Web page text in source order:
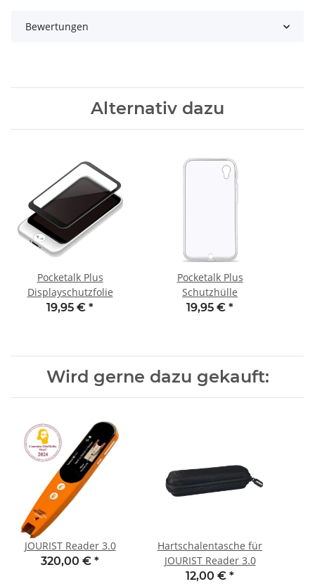
Bewertungen
Alternativ dazu
Pocketalk Plus
Displayschutzfolie
19,95 € *
Pocketalk Plus
Schutzhülle
19,95 € *
Wird gerne dazu gekauft:
JOURIST Reader 3.0
320,00 € *
Hartschalentasche für
JOURIST Reader 3.0
12,00 € *